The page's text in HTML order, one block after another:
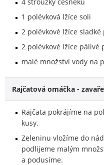
1 polévková lžíce soli
2 polévkové lžíce sladké
2 polévkové lžíce pálivé
malé množství vody na
Rajčatová omáčka -
Rajčata pokrájíme na
kusy.
Zeleninu vložíme do
podlijeme malým
a podusíme.